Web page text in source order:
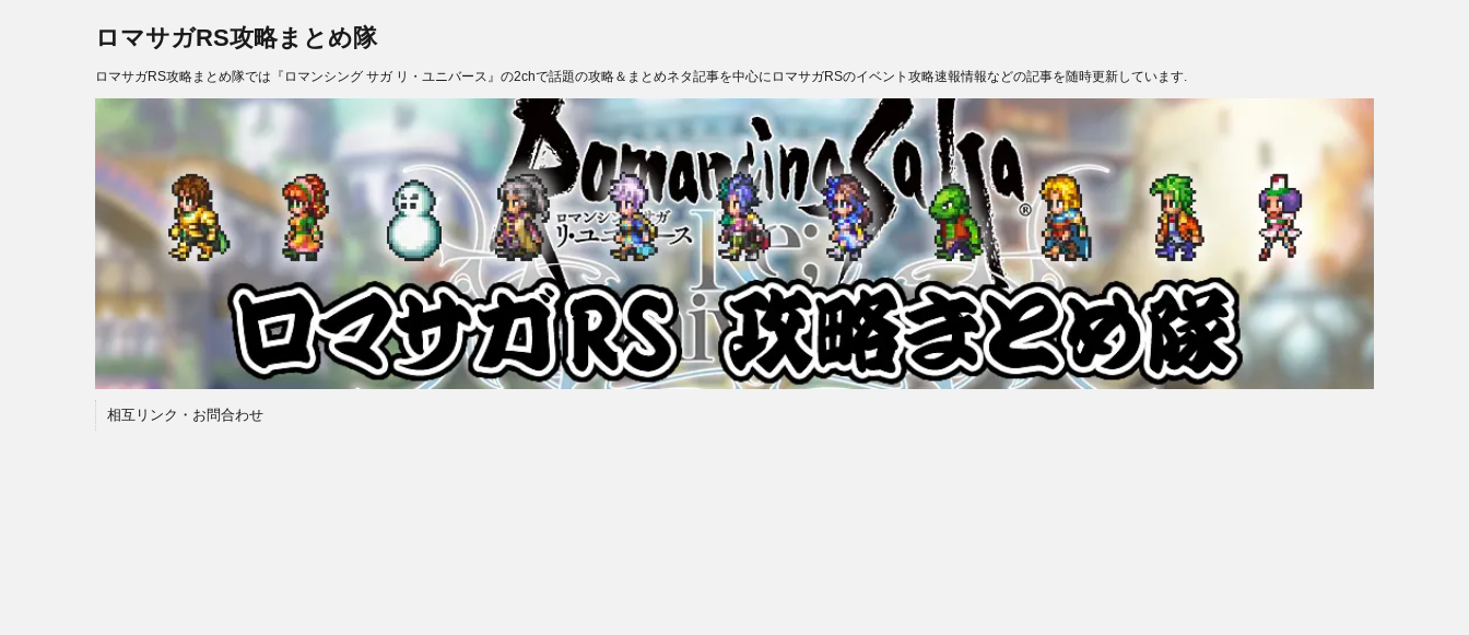
ロマサガRS攻略まとめ隊
ロマサガRS攻略まとめ隊では『ロマンシング サガ リ・ユニバース』の2chで話題の攻略＆まとめネタ記事を中心にロマサガRSのイベント攻略速報情報などの記事を随時更新しています.
相互リンク・お問合わせ